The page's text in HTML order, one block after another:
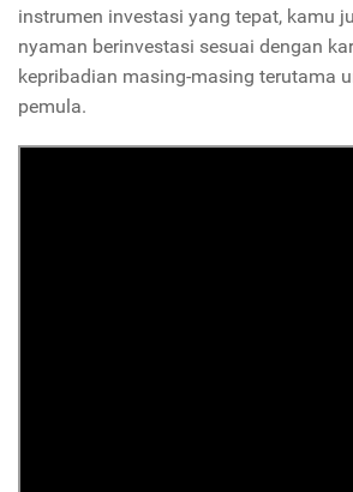
instrumen investasi yang tepat, kamu
nyaman berinvestasi sesuai dengan
kepribadian masing-masing terutama
pemula.